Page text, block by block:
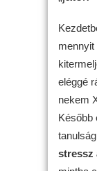
eléggé
nekem
Később
stressz